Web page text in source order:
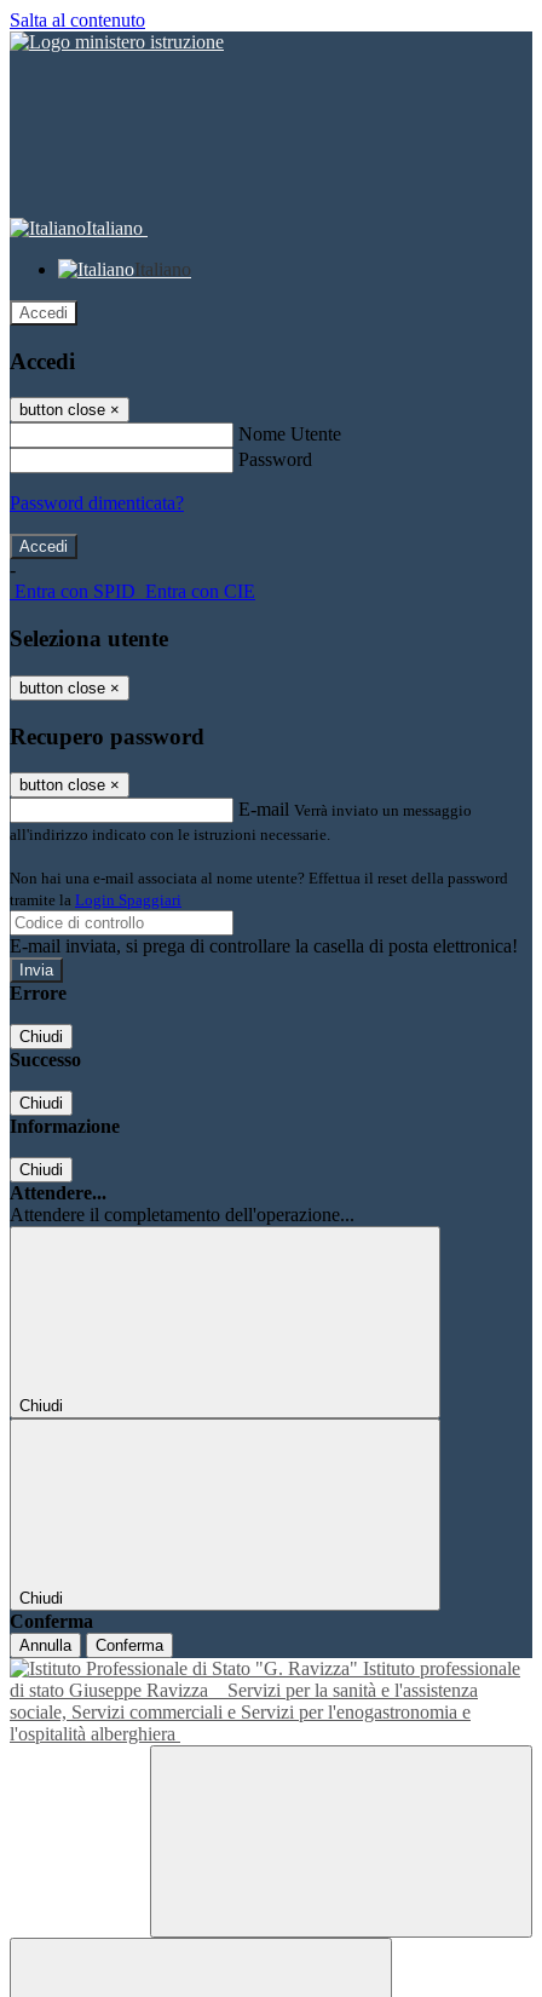
Salta al contenuto
Italiano
Italiano
Accedi
Accedi
button close ×
Nome Utente
Password
Password dimenticata?
-
Entra con SPID Entra con CIE
Seleziona utente
button close ×
Recupero password
button close ×
E-mail Verrà inviato un messaggio
all'indirizzo indicato con le istruzioni necessarie.
Non hai una e-mail associata al nome utente? Effettua il reset della password
tramite la Login Spaggiari
E-mail inviata, si prega di controllare la casella di posta elettronica!
Errore
Chiudi
Successo
Chiudi
Informazione
Chiudi
Attendere...
Attendere il completamento dell'operazione...
Chiudi
Chiudi
Conferma
Annulla Conferma
Istituto professionale
di stato Giuseppe Ravizza
Servizi per la sanità e l'assistenza
sociale, Servizi commerciali e Servizi per l'enogastronomia e
l'ospitalità alberghiera